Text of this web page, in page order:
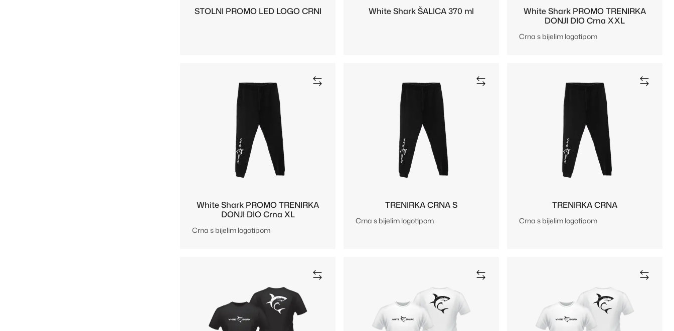
STOLNI PROMO LED LOGO CRNI White Shark ŠALICA 370 ml
White Shark PROMO TRENIRKA
DONJI DIO Crna XXL
Crna s bijelim logotipom
White Shark PROMO TRENIRKA
DONJI DIO Crna XL
Crna s bijelim logotipom
TRENIRKA CRNA S
Crna s bijelim logotipom
TRENIRKA CRNA
Crna s bijelim logotipom